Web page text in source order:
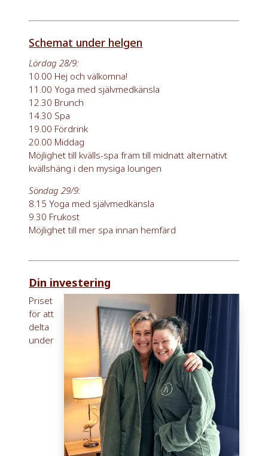
Schemat under helgen
Lördag 28/9:
10.00 Hej och välkomna!
11.00 Yoga med självmedkänsla
12.30 Brunch
14.30 Spa
19.00 Fördrink
20.00 Middag
Möjlighet till kvälls-spa fram till midnatt alternativt
kvällshäng i den mysiga loungen
Söndag 29/9:
8.15 Yoga med självmedkänsla
9.30 Frukost
Möjlighet till mer spa innan hemfärd
Din investering
Priset
för att
delta
under